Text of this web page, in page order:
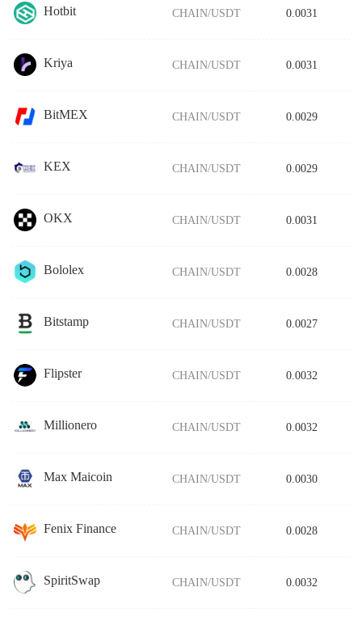
Hotbit CHAIN/USDT 0.0031
Kriya CHAIN/USDT 0.0031
BitMEX CHAIN/USDT 0.0029
KEX CHAIN/USDT 0.0029
OKX CHAIN/USDT 0.0031
Bololex CHAIN/USDT 0.0028
Bitstamp CHAIN/USDT 0.0027
Flipster CHAIN/USDT 0.0032
Millionero CHAIN/USDT 0.0032
Max Maicoin CHAIN/USDT 0.0030
Fenix Finance CHAIN/USDT 0.0028
SpiritSwap CHAIN/USDT 0.0032